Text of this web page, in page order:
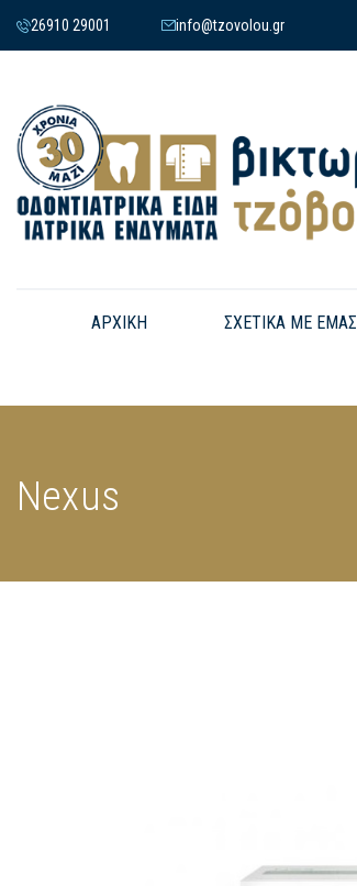
26910 29001 info@tzovolou.gr
ΑΡΧΙΚΗ ΣΧΕΤΙΚΑ ΜΕ ΕΜΑΣ
Nexus